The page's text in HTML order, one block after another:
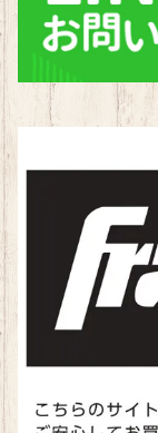
ハンドボール部
水泳部
野球
ソフトボール
ランニング
ラグビー
バスケ
陸上
ハンドボール
水泳
ラグビー
ランニング
バドミントン